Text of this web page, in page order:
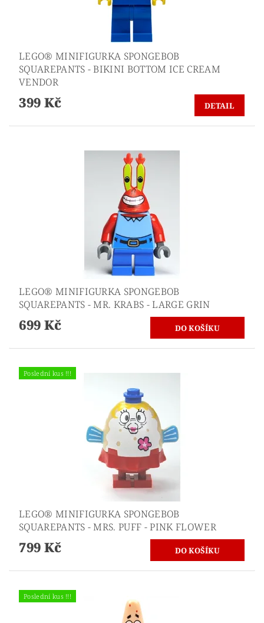
LEGO® MINIFIGURKA SPONGEBOB
SQUAREPANTS - BIKINI BOTTOM ICE CREAM
VENDOR
399 Kč DETAIL
LEGO® MINIFIGURKA SPONGEBOB
SQUAREPANTS - MR. KRABS - LARGE GRIN
699 Kč
Poslední kus !!!
LEGO® MINIFIGURKA SPONGEBOB
SQUAREPANTS - MRS. PUFF - PINK FLOWER
799 Kč
Poslední kus !!!